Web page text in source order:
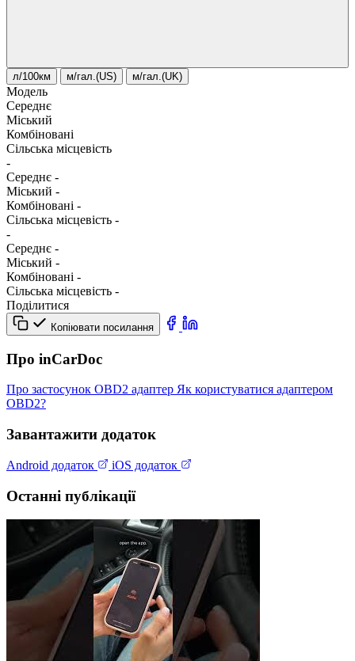
л/100км м/гал.(US) м/гал.(UK)
Модель
Середнє
Міський
Комбіновані
Сільська місцевість
-
Середнє -
Міський -
Комбіновані -
Сільська місцевість -
-
Середнє -
Міський -
Комбіновані -
Сільська місцевість -
Поділитися
Копіювати посилання
Про inCarDoc
Про застосунок OBD2 адаптер Як користуватися адаптером
OBD2?
Завантажити додаток
Android додаток iOS додаток
Останні публікації